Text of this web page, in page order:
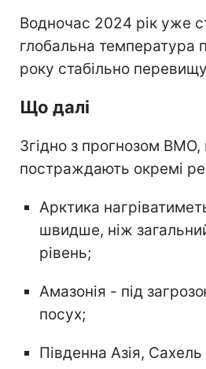
Водночас 2024 рік уже
глобальна температура
року стабільно
Що далі
Згідно з прогнозом ВМО,
постраждають окремі
Арктика
швидше, ніж
рівень;
Амазонія - під
посух;
Південна Азія, Сахель